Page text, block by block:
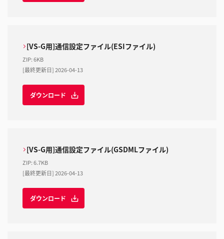
[VS-G用]通信設定ファイル(ESIファイル)
ZIP:6KB
[最終更新日] 2026-04-13
ダウンロード
[VS-G用]通信設定ファイル(GSDMLファイル)
ZIP:6.7KB
[最終更新日] 2026-04-13
ダウンロード